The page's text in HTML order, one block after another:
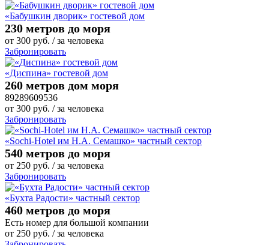
«Бабушкин дворик» гостевой дом
230 метров до моря
от 300 руб. / за человека
Забронировать
«Диспина» гостевой дом
260 метров дом моря
89289609536
от 300 руб. / за человека
Забронировать
«Sochi-Hotel им Н.А. Семашко» частный сектор
540 метров до моря
от 250 руб. / за человека
Забронировать
«Бухта Радости» частный сектор
460 метров до моря
Есть номер для большой компании
от 250 руб. / за человека